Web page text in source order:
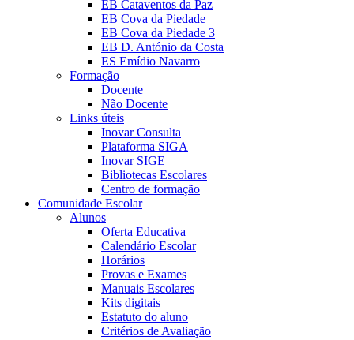
EB Cataventos da Paz
EB Cova da Piedade
EB Cova da Piedade 3
EB D. António da Costa
ES Emídio Navarro
Formação
Docente
Não Docente
Links úteis
Inovar Consulta
Plataforma SIGA
Inovar SIGE
Bibliotecas Escolares
Centro de formação
Comunidade Escolar
Alunos
Oferta Educativa
Calendário Escolar
Horários
Provas e Exames
Manuais Escolares
Kits digitais
Estatuto do aluno
Critérios de Avaliação